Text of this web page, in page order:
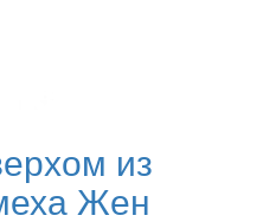
из
Жен